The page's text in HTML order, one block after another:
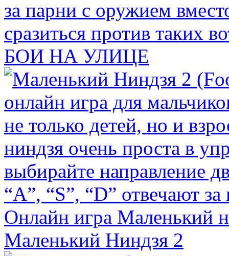
БОИ НА УЛИЦЕ
Маленький Ниндзя 2